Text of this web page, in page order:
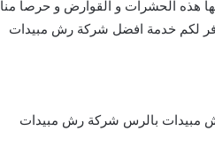
هذه الحشرات و القوارض و حرصا منا
لكم خدمة افضل شركة رش مبيدات